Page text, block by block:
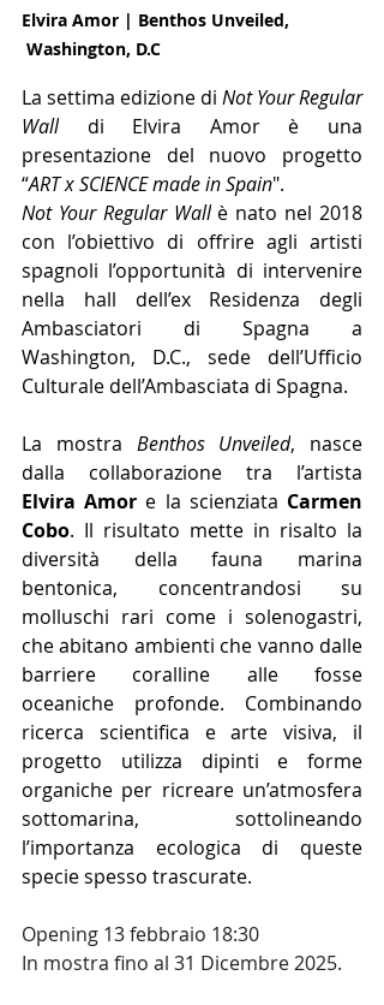
Elvira Amor | Benthos Unveiled,
Washington, D.C
La settima edizione di Not Your Regular
Wall di Elvira Amor è una
presentazione del nuovo progetto
“ART x SCIENCE made in Spain".
Not Your Regular Wall è nato nel 2018
con l’obiettivo di offrire agli artisti
spagnoli l’opportunità di intervenire
nella hall dell’ex Residenza degli
Ambasciatori di Spagna a
Washington, D.C., sede dell’Ufficio
Culturale dell’Ambasciata di Spagna.
La mostra Benthos Unveiled, nasce
Elvira Amor e la scienziata Carmen
Cobo. Il risultato mette in risalto la
diversità della fauna marina
bentonica, concentrandosi su
molluschi rari come i solenogastri,
che abitano ambienti che vanno dalle
barriere coralline alle fosse
oceaniche profonde. Combinando
ricerca scientifica e arte visiva, il
progetto utilizza dipinti e forme
organiche per ricreare un’atmosfera
sottomarina, sottolineando
l’importanza ecologica di queste
specie spesso trascurate.
Opening 13 febbraio 18:30
In mostra fino al 31 Dicembre 2025.